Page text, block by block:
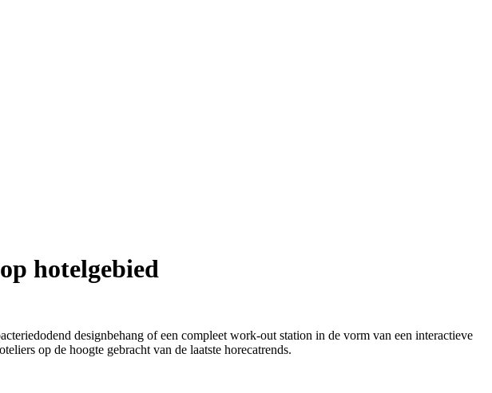
hotelgebied
designbehang of een compleet work-out station in de vorm van een interactieve
op de hoogte gebracht van de laatste horecatrends.